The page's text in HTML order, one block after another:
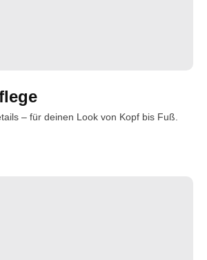
– für deinen Look von Kopf bis Fuß.